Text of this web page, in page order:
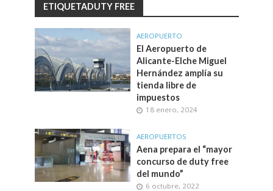
ETIQUETADUTY FREE
AEROPUERTO
El Aeropuerto de
Alicante-Elche Miguel
Hernández amplía su
tienda libre de
impuestos
18 enero, 2024
AEROPUERTOS
Aena prepara el “mayor
concurso de duty free
del mundo”
6 octubre, 2022